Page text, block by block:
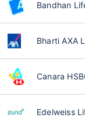
Bandhan
Bharti AXA
Canara
Edelweiss
24
₹